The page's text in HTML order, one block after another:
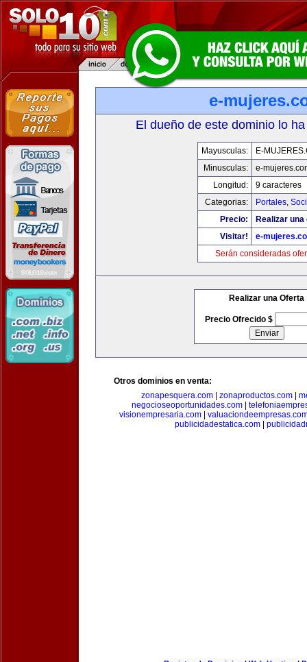
e-
El dueño de este dominio lo
Mayusculas:
E-
Minusculas:
e-
Longitud:
9 caracteres
Categorias:
Portales,
Precio:
Realizar
Visitar!
e-
Serán consideradas
Realizar una Oferta
Precio Ofrecido $
Otros dominios en venta:
zonapesquera.com| zonaproductos.com|
negocioseoportunidades.com
visionempresaria.com
publicidadestatica.com